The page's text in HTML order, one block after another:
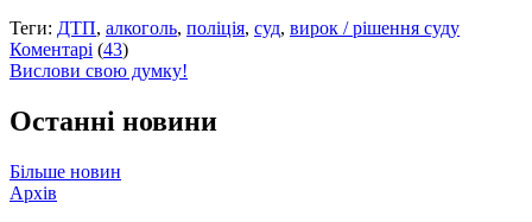
Теги: ДТП, алкоголь, поліція, суд, вирок / рішення суду
Коментарі (43)
Вислови свою думку!
Останні новини
Більше новин
Архів